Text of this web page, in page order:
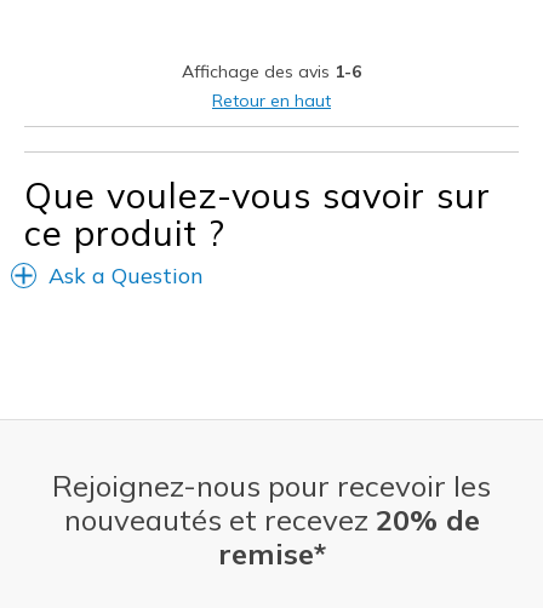
Feels true to size
Shoes are for Wearing
Affichage des avis 1-6
Retour en haut
Que voulez-vous savoir sur
ce produit ?
Ask a Question
Rejoignez-nous pour recevoir les
nouveautés et recevez 20% de
remise*